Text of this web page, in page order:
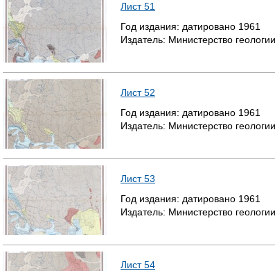
Лист 51
Год издания: датировано 1961
Издатель: Министерство
Лист 52
Год издания: датировано 1961
Издатель: Министерство
Лист 53
Год издания: датировано 1961
Издатель: Министерство
Лист 54